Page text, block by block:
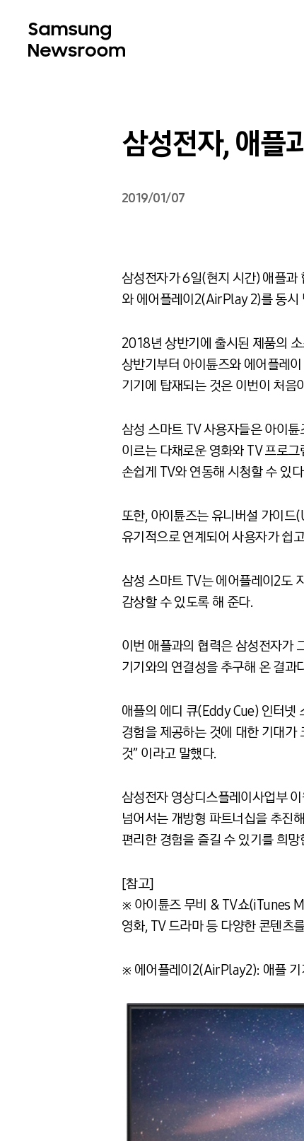
삼성전자, 애플
2019/01/07
삼성전자가 6일(현지 시간) 애플
와 에어플레이2(AirPlay 2)를 동시
2018년 상반기에 출시된 제품의
상반기부터 아이튠즈와 에어플레
기기에 탑재되는 것은 이번이 처음
삼성 스마트 TV 사용자들은 아이
이르는 다채로운 영화와 TV 프로
손쉽게 TV와 연동해 시청할 수 있
또한, 아이튠즈는 유니버설 가이
유기적으로 연계되어 사용자가 쉽
삼성 스마트 TV는 에어플레이2도
감상할 수 있도록 해 준다.
이번 애플과의 협력은 삼성전자가
기기와의 연결성을 추구해 온 결과
애플의 에디 큐(Eddy Cue) 인터넷
경험을 제공하는 것에 대한 기대가
것” 이라고 말했다.
삼성전자 영상디스플레이사업부
넘어서는 개방형 파트너십을 추진
편리한 경험을 즐길 수 있기를 희망
[참고]
※ 아이튠즈 무비 & TV쇼(iTunes
영화, TV 드라마 등 다양한 콘텐츠
※ 에어플레이2(AirPlay2): 애플 기